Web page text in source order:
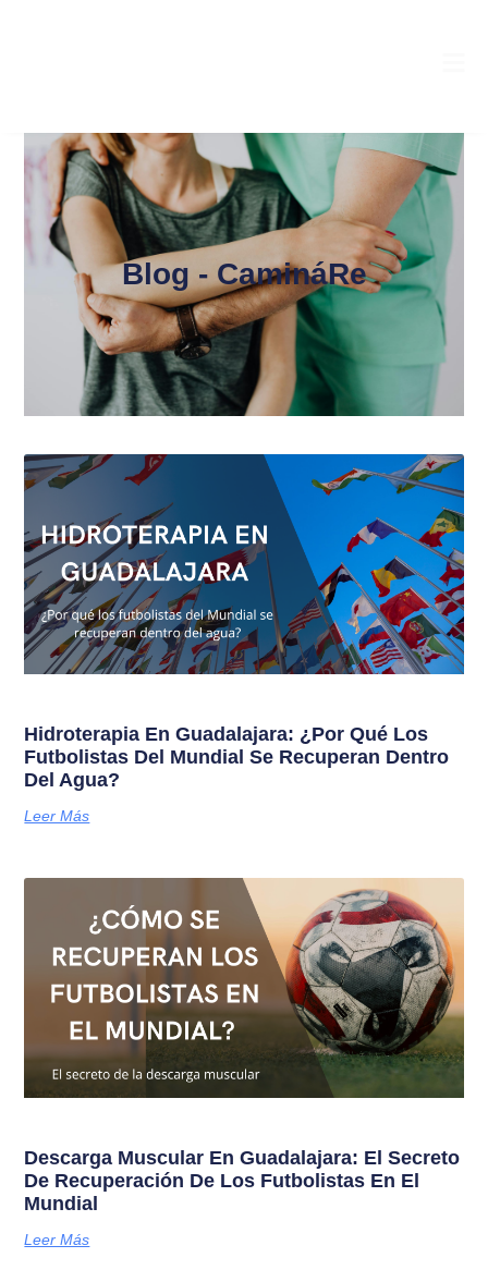
Blog - CamináRe
Hidroterapia En Guadalajara: ¿Por Qué Los
Futbolistas Del Mundial Se Recuperan Dentro
Del Agua?
Leer Más
Descarga Muscular En Guadalajara: El Secreto
De Recuperación De Los Futbolistas En El
Mundial
Leer Más